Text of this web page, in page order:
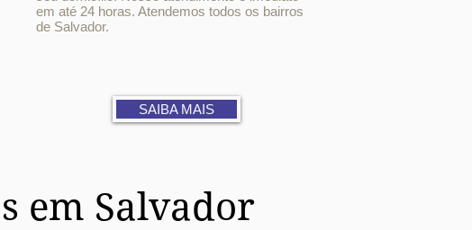
em até 24 horas. Atendemos todos os bairros
de Salvador.
SAIBA MAIS
em Salvador